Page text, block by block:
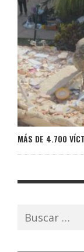
MÁS DE 4.700
Buscar: